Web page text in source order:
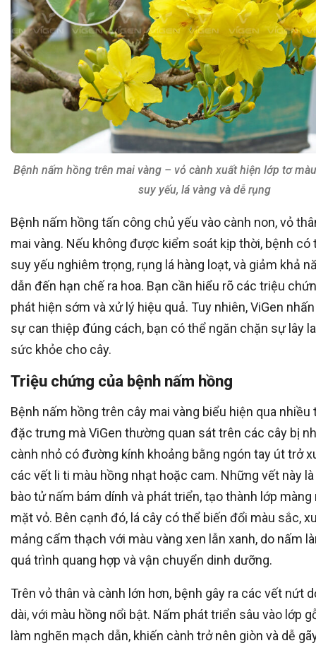
Bệnh nấm hồng trên mai vàng – vỏ cành xuất hiện lớp tơ
suy yếu, lá vàng và dễ rụng
Bệnh nấm hồng tấn công chủ yếu vào cành non, vỏ
mai vàng. Nếu không được kiểm soát kịp thời, bệnh có
suy yếu nghiêm trọng, rụng lá hàng loạt, và giảm khả
dẫn đến hạn chế ra hoa. Bạn cần hiểu rõ các triệu
phát hiện sớm và xử lý hiệu quả. Tuy nhiên, ViGen
sự can thiệp đúng cách, bạn có thể ngăn chặn sự lây
sức khỏe cho cây.
Triệu chứng của bệnh nấm hồng
Bệnh nấm hồng trên cây mai vàng biểu hiện qua
đặc trưng mà ViGen thường quan sát trên các cây bị
cành nhỏ có đường kính khoảng bằng ngón tay út trở
các vết li ti màu hồng nhạt hoặc cam. Những vết này
bào tử nấm bám dính và phát triển, tạo thành lớp
mặt vỏ. Bên cạnh đó, lá cây có thể biến đổi màu sắc,
mảng cẩm thạch với màu vàng xen lẫn xanh, do nấm
quá trình quang hợp và vận chuyển dinh dưỡng.
Trên vỏ thân và cành lớn hơn, bệnh gây ra các vết nứt
dài, với màu hồng nổi bật. Nấm phát triển sâu vào lớp
làm nghẽn mạch dẫn, khiến cành trở nên giòn và dễ